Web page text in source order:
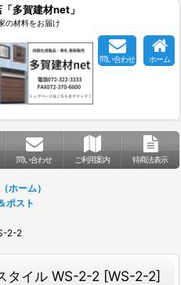
多賀建材net」
の材料をお届け
問い合わせ ホーム
問い合わせ ご利用案内 特商法表示
ホーム）
スト
2-2
タイル WS-2-2 [WS-2-2]